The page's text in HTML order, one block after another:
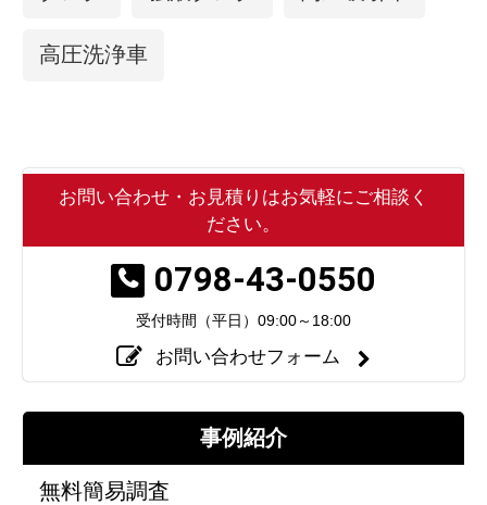
高圧洗浄車
お問い合わせ・お見積りはお気軽にご相談く
ださい。
0798-43-0550
受付時間（平日） 09:00～18:00
お問い合わせフォーム
事例紹介
無料簡易調査